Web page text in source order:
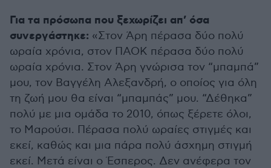
Για τα πρόσωπα που ξεχωρίζει απ’ όσα
συνεργάστηκε: «Στον Άρη πέρασα δύο πολύ
ωραία χρόνια, στον ΠΑΟΚ πέρασα δύο πολύ
ωραία χρόνια. Στον Άρη γνώρισα τον “μπαμπά”
μου, τον Βαγγέλη Αλεξανδρή, ο οποίος για όλη
τη ζωή μου θα είναι “μπαμπάς” μου. “Δέθηκα”
πολύ με μια ομάδα το 2010, όπως ξέρετε όλοι,
το Μαρούσι. Πέρασα πολύ ωραίες στιγμές και
εκεί, καθώς και μια πάρα πολύ άσχημη στιγμή
εκεί. Μετά είναι ο Έσπερος. Δεν ανέφερα τον